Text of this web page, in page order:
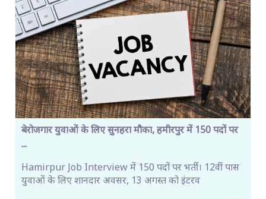
बेरोजगार युवाओं के लिए सुनहरा मौका, हमीरपुर में 150 पदों पर
...
Hamirpur Job Interview में 150 पदों पर भर्ती। 12वीं पास
युवाओं के लिए शानदार अवसर, 13 अगस्त को इंटरव